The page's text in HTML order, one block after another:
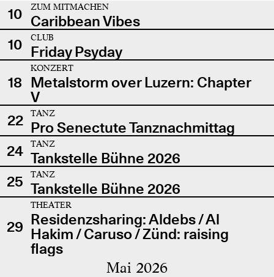
10
ZUM MITMACHEN
Caribbean Vibes
10
CLUB
Friday Psyday
18
KONZERT
Metalstorm over Luzern: Chapter
V
22
TANZ
Pro Senectute Tanznachmittag
24
TANZ
Tankstelle Bühne 2026
25
TANZ
Tankstelle Bühne 2026
29
THEATER
Residenzsharing: Aldebs / Al
Hakim / Caruso / Zünd: raising
flags
Mai 2026